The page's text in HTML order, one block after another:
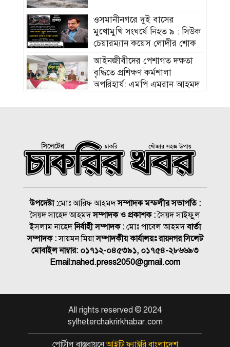
ওসমানীনগরে দুই বাসের
মুখোমুখি সংঘর্ষে নিহত ৯ : সিউক
চেয়ারম্যান কয়েস লোদীর শোক
‎আইনজীবীদের পেশাগত দক্ষতা
বৃদ্ধিতে প্রশিক্ষণ কর্মশালা
অপরিহার্য: এমপি এমরান আহমদ
হামের উপসর্গে আরও ৩ শিশুর
মৃত্যু
২০০ টাকার নিচে নেই মাছ ও
মুরগি
সিলেটে দুই বাসের মুখোমুখি
সংঘর্ষে নিহত ৯
শাহজালাল জামেয়া ইসলামিয়ায়
সম্পন্ন
উপদেষ্টা :মোঃ আরিফ আহমদসম্পাদক মন্ডলীর সভাপতি :
সৈয়দ সাহেদ আহমদসম্পাদক ও প্রকাশক :সৈয়দ সাইফুুল
ইসলাম নাহেদনির্বাহী সম্পাদক :মোঃ পাবেল আহমদবার্তা
সম্পাদক :সায়মন মিয়াসম্পাদকীয় কার্যালয়ঃ রায়নগর সিলেট
মোবাইল নাম্বার: ০১৭১২-০৪৫৩৯১, ০১৭৫৪-২৮৬৬৯৩
Email:nahed.press2050@gmail.com
All rights reserved © 2024
sylheterchakrirkhabar.com
পোর্টাল বাস্তবায়নেআইটি ফ্যাক্টরি বাংলাদেশ